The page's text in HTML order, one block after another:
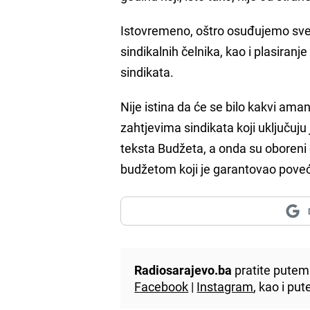
Istovremeno, oštro osuđujemo
sindikalnih čelnika, kao i
sindikata.
Nije istina da će se bilo kakvi
zahtjevima sindikata koji uključuju
teksta Budžeta, a onda su
budžetom koji je garantovao
Radiosarajevo.ba pratite
Facebook | Instagram, kao i